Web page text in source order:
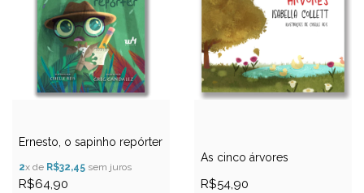
Ernesto, o sapinho repórter
2x de R$32,45 sem juros
R$64,90
As cinco árvores
R$54,90